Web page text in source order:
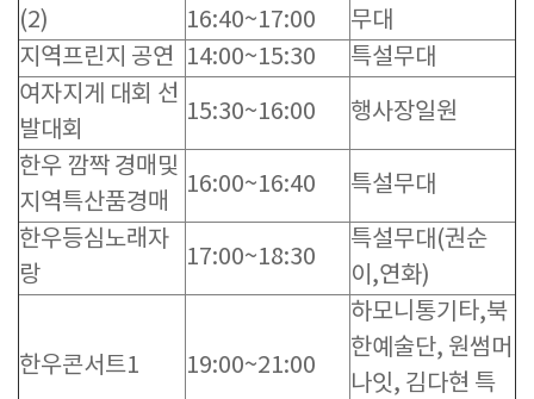
(2)
16:40~17:00
무대
지역프린지 공연 14:00~15:30
특설무대
여자지게 대회 선
발대회
15:30~16:00
행사장일원
한우 깜짝 경매및
지역특산품경매
16:00~16:40
특설무대
한우등심노래자
랑
17:00~18:30
특설무대(권순
이,연화)
한우콘서트1 19:00~21:00
하모니통기타,북
한예술단, 원썸머
나잇, 김다현 특